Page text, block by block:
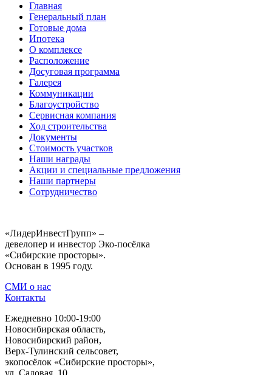
Главная
Генеральный план
Готовые дома
Ипотека
О комплексе
Расположение
Досуговая программа
Галерея
Коммуникации
Благоустройство
Сервисная компания
Ход строительства
Документы
Стоимость участков
Наши награды
Акции и специальные предложения
Наши партнеры
Сотрудничество
«ЛидерИнвестГрупп» –
девелопер и инвестор Эко-посёлка
«Сибирские просторы».
Основан в 1995 году.
СМИ о нас
Контакты
Ежедневно 10:00-19:00
Новосибирская область,
Новосибирский район,
Верх-Тулинский сельсовет,
экопосёлок «Сибирские просторы»,
ул. Садовая, 10